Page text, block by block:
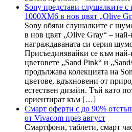
Sony представи слушалките
1000XM6 в нов цвят „Olive
Sony обяви слушалките с
в нов цвят „Olive Gray“ –
награждаваната си серия
Присъединявайки се към
цветовете „Sand Pink“ и
продължава колекцията на
цветове, вдъхновени от
естествен дизайн. Тъй като
ориентират към […]
Смарт оферти с до 90%
от Vivacom през август
Смартфони, таблети, смарт